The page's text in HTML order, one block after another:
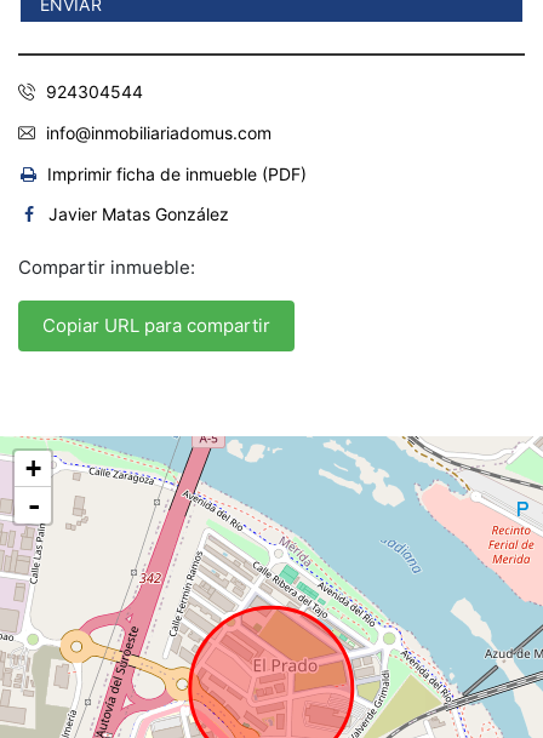
924304544
info@inmobiliariadomus.com
Imprimir ficha de inmueble (PDF)
Javier Matas González
Compartir inmueble:
Copiar URL para compartir
+
-